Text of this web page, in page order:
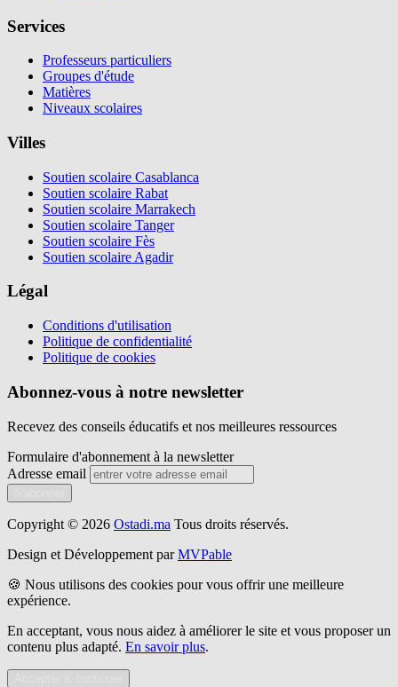
Services
Professeurs particuliers
Groupes d'étude
Matières
Niveaux scolaires
Villes
Soutien scolaire Casablanca
Soutien scolaire Rabat
Soutien scolaire Marrakech
Soutien scolaire Tanger
Soutien scolaire Fès
Soutien scolaire Agadir
Légal
Conditions d'utilisation
Politique de confidentialité
Politique de cookies
Abonnez-vous à notre newsletter
Recevez des conseils éducatifs et nos meilleures ressources
Formulaire d'abonnement à la newsletter
Adresse email
Copyright © 2026 Ostadi.ma Tous droits réservés.
Design et Développement par MVPable
🍪 Nous utilisons des cookies pour vous offrir une meilleure
expérience.
En acceptant, vous nous aidez à améliorer le site et vous proposer un
contenu plus adapté. En savoir plus.